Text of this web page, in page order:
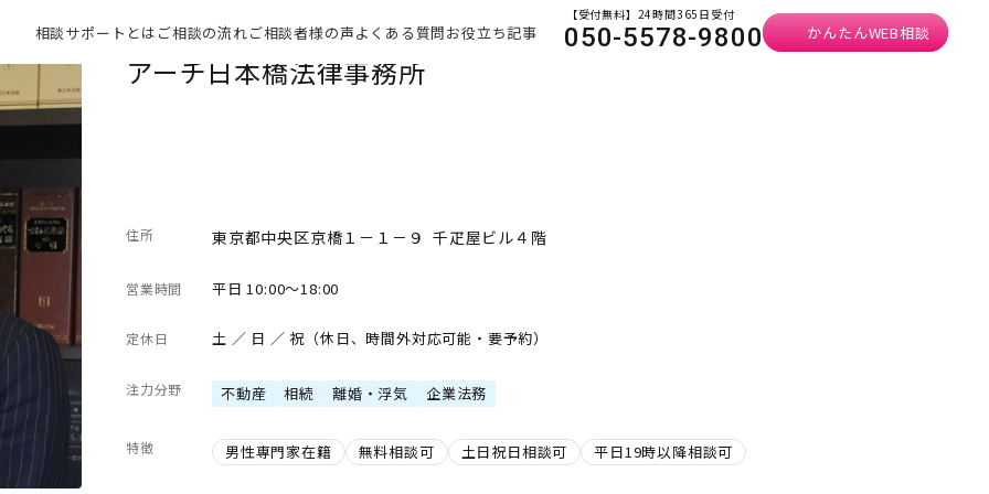
相談サポートとは ご相談の流れご相談者様の声よくある質問お役立ち記事
【受付無料】24時間365日受付
050-5578-9800 かんたんWEB相談
アーチ日本橋法律事務所
住所 東京都中央区京橋１－１－９ 千疋屋ビル４階
営業時間 平日 10:00～18:00
定休日 土 ／ 日 ／ 祝（休日、時間外対応可能・要予約）
注力分野 不動産 相続 離婚・浮気 企業法務
特徴 男性専門家在籍 無料相談可 土日祝日相談可 平日19時以降相談可